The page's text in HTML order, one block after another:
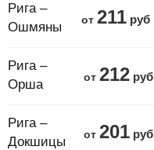
Рига –
Ошмяны
от 211 руб
Рига –
Орша
от 212 руб
Рига –
Докшицы
от 201 руб